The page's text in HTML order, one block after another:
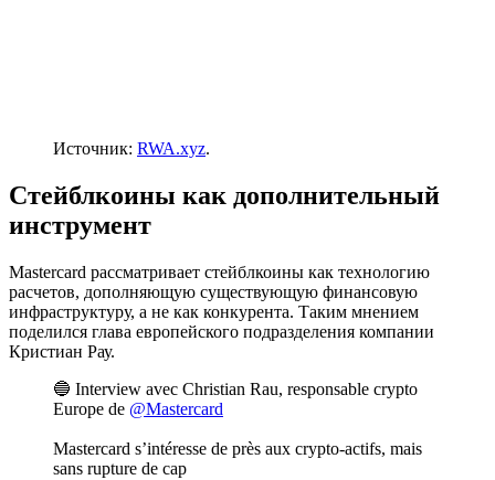
Источник: RWA.xyz.
Стейблкоины как дополнительный
инструмент
Mastercard рассматривает стейблкоины как технологию
расчетов, дополняющую существующую финансовую
инфраструктуру, а не как конкурента. Таким мнением
поделился глава европейского подразделения компании
Кристиан Рау.
🔵 Interview avec Christian Rau, responsable crypto
Europe de @Mastercard
Mastercard s’intéresse de près aux crypto-actifs, mais
sans rupture de cap